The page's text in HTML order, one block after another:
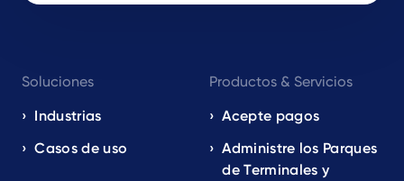
navigation
EN
Soluciones
Industrias
Casos de uso
Productos & Servicios
Acepte pagos
Administre los Parques
de Terminales y